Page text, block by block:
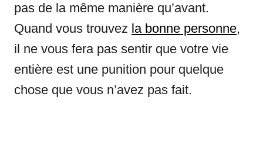
pas de la même manière qu’avant.
Quand vous trouvez la bonne personne,
il ne vous fera pas sentir que votre vie
entière est une punition pour quelque
chose que vous n’avez pas fait.